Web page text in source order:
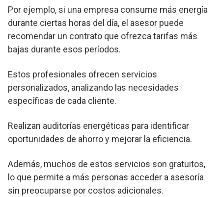
Por ejemplo, si una empresa consume más energía
durante ciertas horas del día, el asesor puede
recomendar un contrato que ofrezca tarifas más
bajas durante esos períodos.
Estos profesionales ofrecen servicios
personalizados, analizando las necesidades
específicas de cada cliente.
Realizan auditorías energéticas para identificar
oportunidades de ahorro y mejorar la eficiencia.
Además, muchos de estos servicios son gratuitos,
lo que permite a más personas acceder a asesoría
sin preocuparse por costos adicionales.